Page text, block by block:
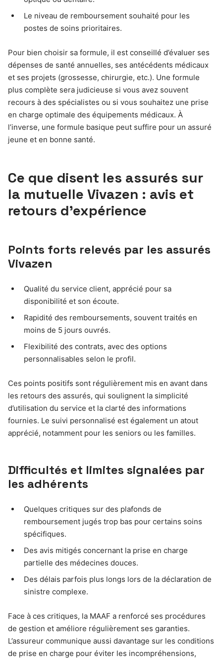
Le niveau de remboursement souhaité pour les
postes de soins prioritaires.
Pour bien choisir sa formule, il est conseillé d’évaluer ses
dépenses de santé annuelles, ses antécédents médicaux
et ses projets (grossesse, chirurgie, etc.). Une formule
plus complète sera judicieuse si vous avez souvent
recours à des spécialistes ou si vous souhaitez une prise
en charge optimale des équipements médicaux. À
l’inverse, une formule basique peut suffire pour un assuré
jeune et en bonne santé.
Ce que disent les assurés sur
la mutuelle Vivazen : avis et
retours d’expérience
Points forts relevés par les assurés
Vivazen
Qualité du service client, apprécié pour sa
disponibilité et son écoute.
Rapidité des remboursements, souvent traités en
moins de 5 jours ouvrés.
Flexibilité des contrats, avec des options
personnalisables selon le profil.
Ces points positifs sont régulièrement mis en avant dans
les retours des assurés, qui soulignent la simplicité
d’utilisation du service et la clarté des informations
fournies. Le suivi personnalisé est également un atout
apprécié, notamment pour les seniors ou les familles.
Difficultés et limites signalées par
les adhérents
Quelques critiques sur des plafonds de
remboursement jugés trop bas pour certains soins
spécifiques.
Des avis mitigés concernant la prise en charge
partielle des médecines douces.
Des délais parfois plus longs lors de la déclaration de
sinistre complexe.
Face à ces critiques, la MAAF a renforcé ses procédures
de gestion et améliore régulièrement ses garanties.
L’assureur communique aussi davantage sur les conditions
de prise en charge pour éviter les incompréhensions,